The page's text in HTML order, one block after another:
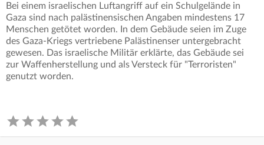
Bei einem israelischen Luftangriff auf ein Schulgelände in
Gaza sind nach palästinensischen Angaben mindestens 17
Menschen getötet worden. In dem Gebäude seien im Zuge
des Gaza-Kriegs vertriebene Palästinenser untergebracht
gewesen. Das israelische Militär erklärte, das Gebäude sei
zur Waffenherstellung und als Versteck für "Terroristen"
genutzt worden.